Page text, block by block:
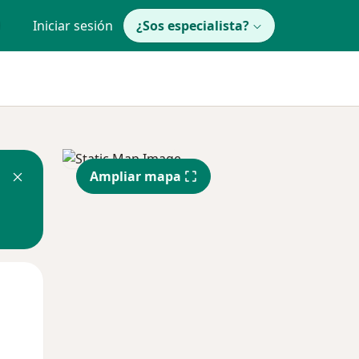
Iniciar sesión ¿Sos especialista?
Ampliar mapa